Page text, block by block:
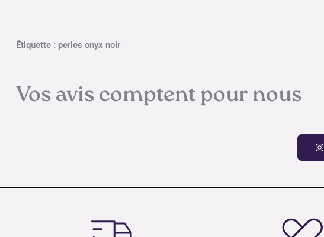
Étiquette : perles onyx noir
Vos avis comptent pour nous